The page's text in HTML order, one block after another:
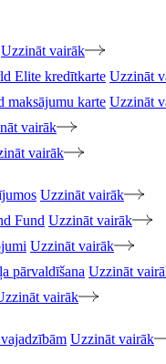
Uzzināt vairāk
Elite kredītkarte Uzzināt
maksājumu karte Uzzināt
vairāk
vairāk
Uzzināt vairāk
Fund Uzzināt vairāk
Uzzināt vairāk
pārvaldīšana Uzzināt
vairāk
Uzzināt vairāk